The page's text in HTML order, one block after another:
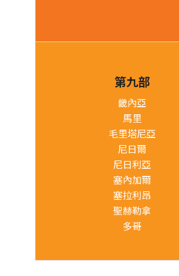
第九部
畿內亞
馬里
毛里塔尼亞
尼日爾
尼日利亞
塞內加爾
塞拉利昂
聖赫勒拿
多哥